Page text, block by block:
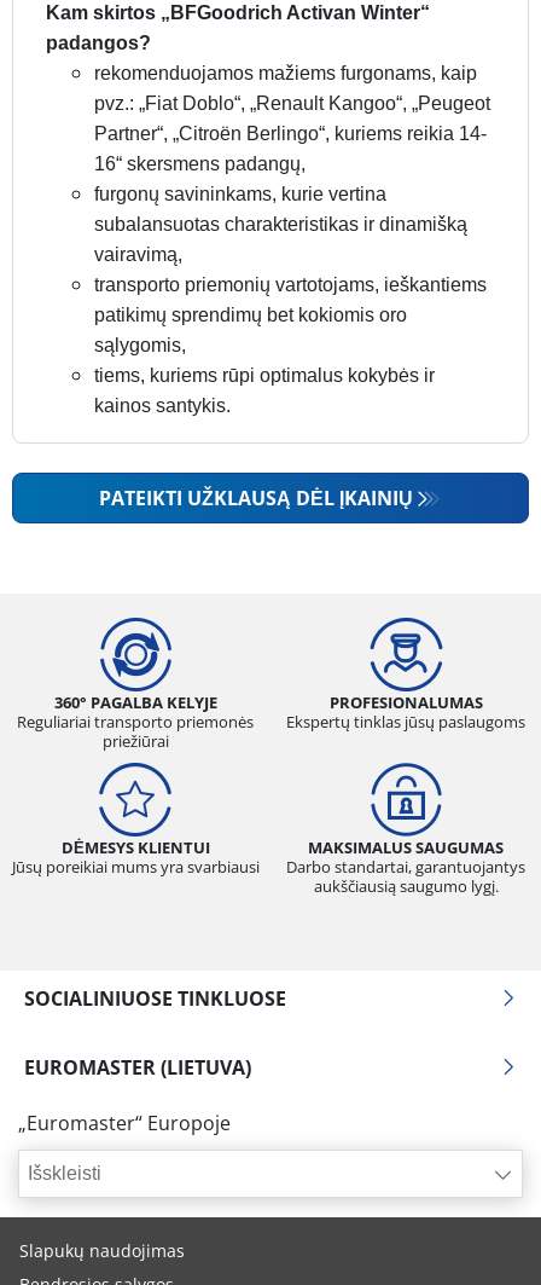
Kam skirtos „BFGoodrich Activan Winter“
padangos?
rekomenduojamos mažiems furgonams, kaip
pvz.: „Fiat Doblo“, „Renault Kangoo“, „Peugeot
Partner“, „Citroën Berlingo“, kuriems reikia 14-
16“ skersmens padangų,
furgonų savininkams, kurie vertina
subalansuotas charakteristikas ir dinamišką
vairavimą,
transporto priemonių vartotojams, ieškantiems
patikimų sprendimų bet kokiomis oro
sąlygomis,
tiems, kuriems rūpi optimalus kokybės ir
kainos santykis.
PATEIKTI UŽKLAUSĄ DĖL ĮKAINIŲ
360° PAGALBA KELYJE
Reguliariai transporto priemonės
priežiūrai
PROFESIONALUMAS
Ekspertų tinklas jūsų paslaugoms
DĖMESYS KLIENTUI
Jūsų poreikiai mums yra svarbiausi
MAKSIMALUS SAUGUMAS
Darbo standartai, garantuojantys
aukščiausią saugumo lygį.
SOCIALINIUOSE TINKLUOSE
EUROMASTER (LIETUVA)
„Euromaster“ Europoje
Išskleisti
Slapukų naudojimas